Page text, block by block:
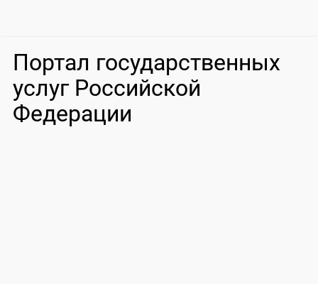
Портал государственных
услуг Российской
Федерации